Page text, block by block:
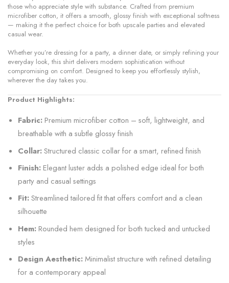
those who appreciate style with substance. Crafted from premium
microfiber cotton, it offers a smooth, glossy finish with exceptional softness
— making it the perfect choice for both upscale parties and elevated
casual wear.
Whether you’re dressing for a party, a dinner date, or simply refining your
everyday look, this shirt delivers modern sophistication without
compromising on comfort. Designed to keep you effortlessly stylish,
wherever the day takes you.
Product Highlights:
Fabric: Premium microfiber cotton – soft, lightweight, and
breathable with a subtle glossy finish
Collar:Structured classic collar for a smart, refined finish
Finish: Elegant luster adds a polished edge ideal for both
party and casual settings
Fit:Streamlined tailored fit that offers comfort and a clean
silhouette
Hem: Rounded hem designed for both tucked and untucked
styles
Design Aesthetic:Minimalist structure with refined detailing
for a contemporary appeal